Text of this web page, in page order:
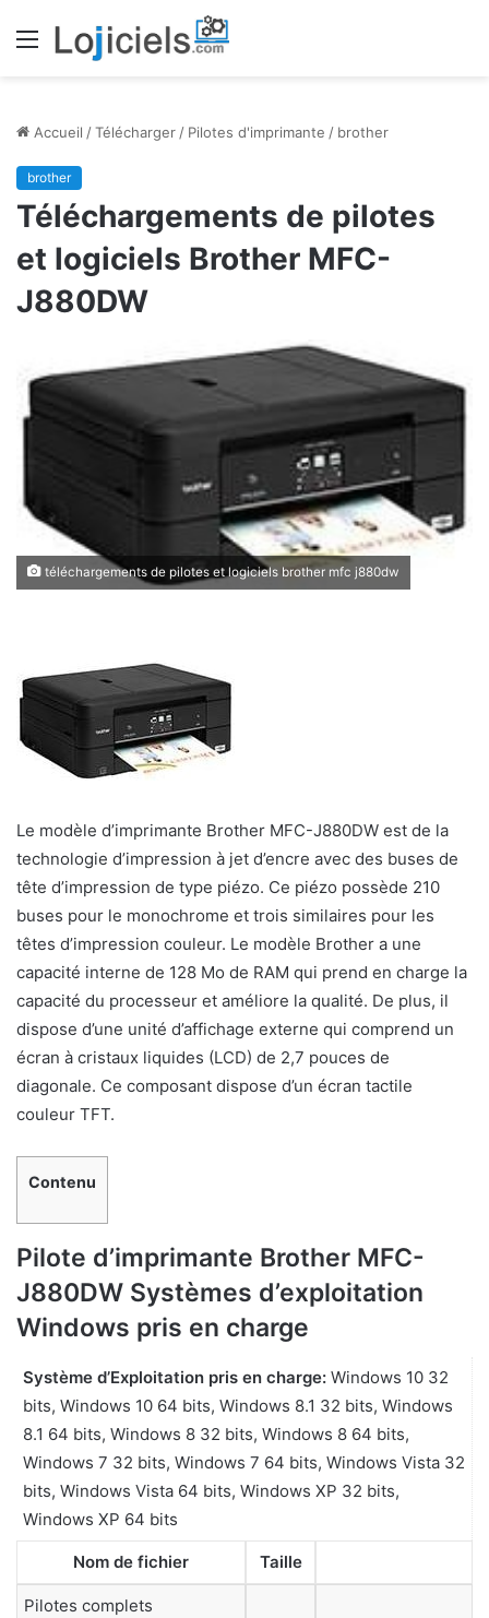
Menu
Accueil /Télécharger / Pilotes d'imprimante / brother
brother
Téléchargements de pilotes
et logiciels Brother MFC-
J880DW
téléchargements de pilotes et logiciels brother mfc j880dw
Le modèle d’imprimante Brother MFC-J880DW est de la
technologie d’impression à jet d’encre avec des buses de
tête d’impression de type piézo. Ce piézo possède 210
buses pour le monochrome et trois similaires pour les
têtes d’impression couleur. Le modèle Brother a une
capacité interne de 128 Mo de RAM qui prend en charge la
capacité du processeur et améliore la qualité. De plus, il
dispose d’une unité d’affichage externe qui comprend un
écran à cristaux liquides (LCD) de 2,7 pouces de
diagonale. Ce composant dispose d’un écran tactile
couleur TFT.
Contenu
Pilote d’imprimante Brother MFC-
J880DW Systèmes d’exploitation
Windows pris en charge
Système d’Exploitation pris en charge: Windows 10 32
bits, Windows 10 64 bits, Windows 8.1 32 bits, Windows
8.1 64 bits, Windows 8 32 bits, Windows 8 64 bits,
Windows 7 32 bits, Windows 7 64 bits, Windows Vista 32
bits, Windows Vista 64 bits, Windows XP 32 bits,
Windows XP 64 bits
Nom de fichier Taille
Pilotes complets